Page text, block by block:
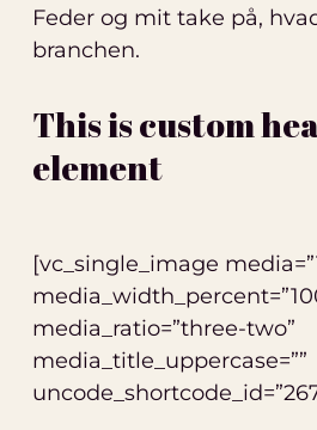
Feder og mit take på,
branchen.
This is custom
element
[vc_single_image
media_ratio=”three-two”
media_title_uppercase=””